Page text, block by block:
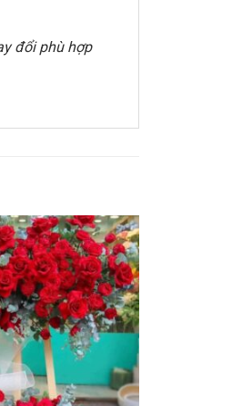
đổi phù hợp